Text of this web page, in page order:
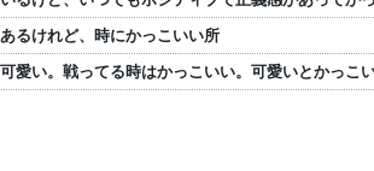
るけれど、時にかっこいい所
愛い。戦ってる時はかっこいい。可愛いとかっこ